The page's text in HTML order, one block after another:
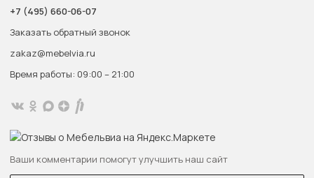
+7 (495) 660-06-07
Заказать обратный звонок
zakaz@mebelvia.ru
Время работы: 09:00 – 21:00
Ваши комментарии помогут улучшить наш сайт